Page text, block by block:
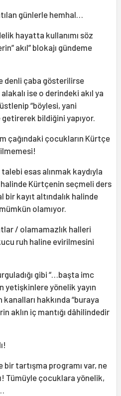
günlerle hemhal…
hayatta kullanımı söz
akıl” blokajı gündeme
denli çaba gösterilirse
ise o derindeki akıl ya
üstlenip “böylesi, yani
getirerek bildiğini yapıyor.
çağındaki çocukların Kürtçe
esas alınmak kaydıyla
Kürtçenin seçmeli ders
kayıt altındalık halinde
olamıyor.
/ olamamazlık halleri
ruh haline evirilmesini
gibi “…başta imc
yetişkinlere yönelik yayın
hakkında “buraya
aklın iç mantığı dâhilindedir
tartışma programı var, ne
Tümüyle çocuklara yönelik,